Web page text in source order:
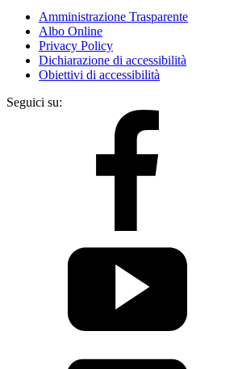
Amministrazione Trasparente
Albo Online
Privacy Policy
Dichiarazione di accessibilità
Obiettivi di accessibilità
Seguici su: